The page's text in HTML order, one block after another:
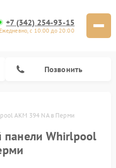
+7 (342) 254-93-15
Ежедневно, с 10:00 до 20:00
Позвонить
AKM 394 NA в Перми
панели Whirlpool